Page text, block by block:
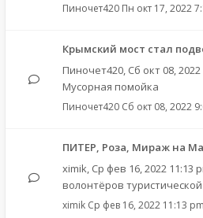
Пиночет420 Пн окт 17, 2022
Крымский мост стал
Пиночет420, Сб окт 08,
Мусорная помойка
Пиночет420 Сб окт 08, 2022
ПИТЕР, Роза, Мираж на
ximik, Ср фев 16, 2022 11:13
волонтёров
ximik Ср фев 16, 2022 11:13 pm